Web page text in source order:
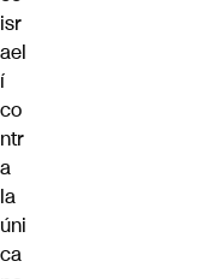
isr
ael
í
co
ntr
a
la
úni
ca